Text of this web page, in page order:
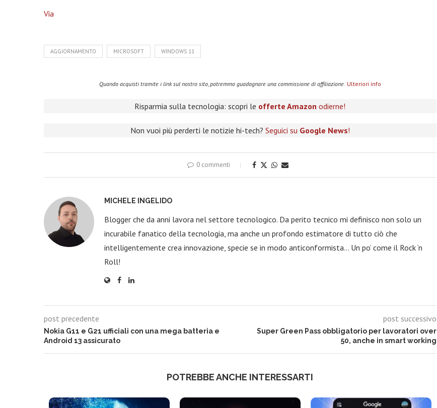
Via
AGGIORNAMENTO MICROSOFT WINDOWS 11
Quando acquisti tramite i link sul nostro sito, potremmo guadagnare una commissione di affiliazione. Ulteriori info
Risparmia sulla tecnologia: scopri le offerte Amazon odierne!
Non vuoi più perderti le notizie hi-tech? Seguici su Google News!
0 commenti
MICHELE INGELIDO
Blogger che da anni lavora nel settore tecnologico. Da perito tecnico mi definisco non solo un
incurabile fanatico della tecnologia, ma anche un profondo estimatore di tutto ciò che
intelligentemente crea innovazione, specie se in modo anticonformista… Un po’ come il Rock ‘n
Roll!
post precedente
Nokia G11 e G21 ufficiali con una mega batteria e
Android 13 assicurato
post successivo
Super Green Pass obbligatorio per lavoratori over
50, anche in smart working
POTREBBE ANCHE INTERESSARTI